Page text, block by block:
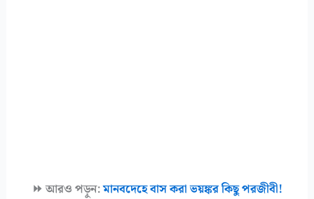
⏩ আরও পড়ুন:মানবদেহে বাস করা ভয়ঙ্কর কিছু পরজীবী!